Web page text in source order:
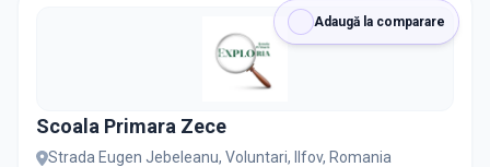
Adaugă la comparare
Scoala Primara Zece
Strada Eugen Jebeleanu, Voluntari, Ilfov, Romania